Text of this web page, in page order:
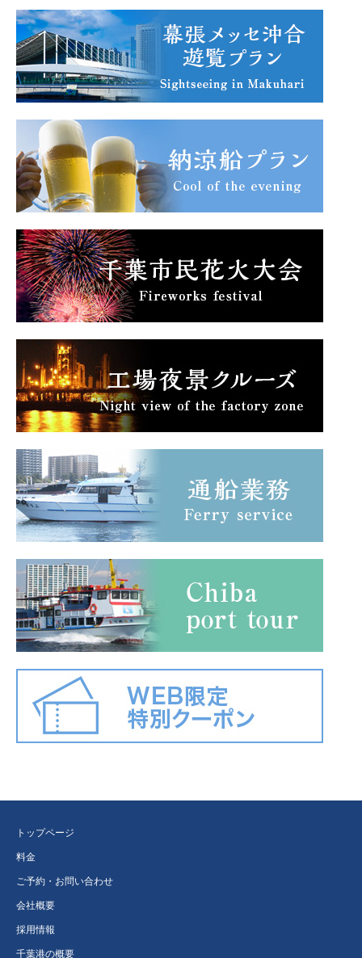
トップページ
料金
ご予約・お問い合わせ
会社概要
採用情報
千葉港の概要